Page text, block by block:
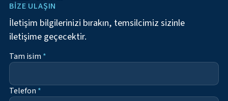
BIZE ULAŞIN
İletişim bilgilerinizi bırakın, temsilcimiz sizinle
iletişime geçecektir.
Tam isim *
Telefon *